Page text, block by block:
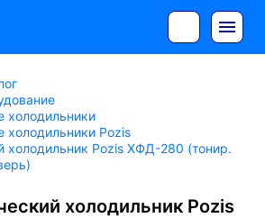
холодильники
холодильники Pozis
холодильник Pozis ХФД-280 (тонир.
холодильник Pozis